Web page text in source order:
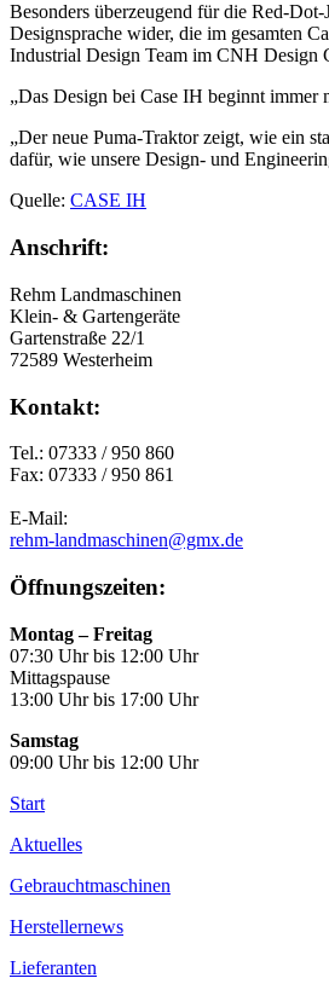
Besonders überzeugend für die Red-
Designsprache wider, die im gesamten
Industrial Design Team im CNH
„Das Design bei Case IH beginnt immer
„Der neue Puma-Traktor zeigt, wie ein
dafür, wie unsere Design- und
Quelle: CASE IH
Anschrift:
Rehm Landmaschinen
Klein- & Gartengeräte
Gartenstraße 22/1
72589 Westerheim
Kontakt:
Tel.: 07333 / 950 860
Fax: 07333 / 950 861
E-Mail:
rehm-landmaschinen@gmx.de
Öffnungszeiten:
Montag – Freitag
07:30 Uhr bis 12:00 Uhr
Mittagspause
13:00 Uhr bis 17:00 Uhr
Samstag
09:00 Uhr bis 12:00 Uhr
Start
Aktuelles
Gebrauchtmaschinen
Herstellernews
Lieferanten